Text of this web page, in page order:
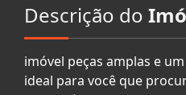
Descrição do
imóvel peças amplas e
ideal para você que